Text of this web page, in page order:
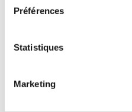
Préférences
Statistiques
Marketing
Site connexes et partenaires